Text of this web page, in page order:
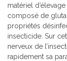
matériel
composé de
propriétés
insecticide. Sur
nerveux de
rapidement sa